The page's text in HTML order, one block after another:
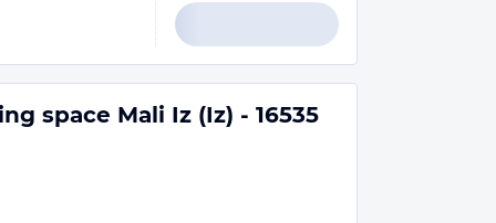
space Mali Iz (Iz) - 16535